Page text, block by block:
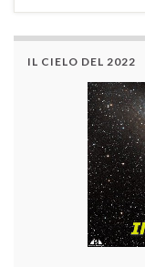
IL CIELO DEL 2022